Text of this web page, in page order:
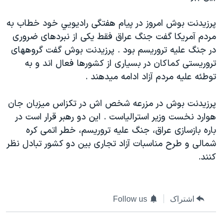
حقوق شهروندی
اقتصادی
علم و فناوری
اسرائیل در جنگ
گالری عکس
آرشیو پخش زنده
انتخابات ریاست جمهوری آمریکا ۲۰۲۴
حمله جمهوری اسلامی به اسرائیل
رمز مهسا
ورزش زنان در ایران
اعتراضات زن، زندگی، آزادی
مجموعه مستندهای دادخواهی
تریبونال مردمی آبان ۹۸
دادگاه حمید نوری
اعتراضات مردمی آبان ۹۸
زبانهای مختلف
پرزيدنت بوش امروز در پيام هفتگی راديويي خود خطاب به
مردم آمريکا گفت جنگ عراق فقط يکی از نبردهای ضروری
در جنگ عليه تروريسم بود . پرزيدنت بوش گفت گروههای
تروريستی کماکان در بسياری از کشورها فعال اند و به
توطئه عليه مردم آزاد ادامه ميدهند .
پرزيدنت بوش در مزرعه شخص اش در تکزاس ميزبان جان
هوارد نخست وزير استرالياست . اين دو رهبر قرار است در
باره بازسازی عراق، جنگ عليه تروريسم، خطر اتمی کره
شمالی و طرح مناسبات آزاد تجاری بين دو کشور تبادل نظر
کنند.
اشتراک Follow us